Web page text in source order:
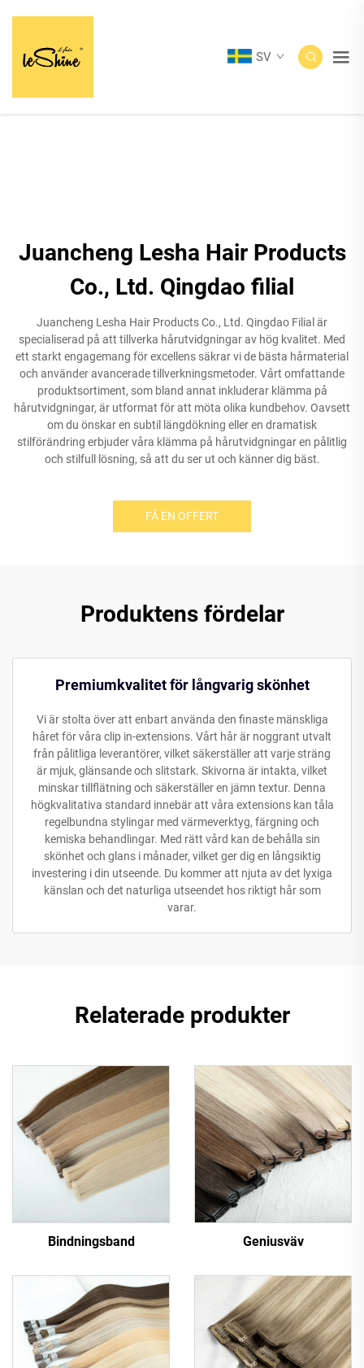
SV
Juancheng Lesha Hair Products
Co., Ltd. Qingdao filial
Juancheng Lesha Hair Products Co., Ltd. Qingdao Filial är
specialiserad på att tillverka hårutvidgningar av hög kvalitet. Med
ett starkt engagemang för excellens säkrar vi de bästa hårmaterial
och använder avancerade tillverkningsmetoder. Vårt omfattande
produktsortiment, som bland annat inkluderar klämma på
hårutvidgningar, är utformat för att möta olika kundbehov. Oavsett
om du önskar en subtil längdökning eller en dramatisk
stilförändring erbjuder våra klämma på hårutvidgningar en pålitlig
och stilfull lösning, så att du ser ut och känner dig bäst.
FÅ EN OFFERT
Produktens fördelar
Premiumkvalitet för långvarig skönhet
Vi är stolta över att enbart använda den finaste mänskliga
håret för våra clip in-extensions. Vårt hår är noggrant utvalt
från pålitliga leverantörer, vilket säkerställer att varje sträng
är mjuk, glänsande och slitstark. Skivorna är intakta, vilket
minskar tillflätning och säkerställer en jämn textur. Denna
högkvalitativa standard innebär att våra extensions kan tåla
regelbundna stylingar med värmeverktyg, färgning och
kemiska behandlingar. Med rätt vård kan de behålla sin
skönhet och glans i månader, vilket ger dig en långsiktig
investering i din utseende. Du kommer att njuta av det lyxiga
känslan och det naturliga utseendet hos riktigt hår som
varar.
Relaterade produkter
Bindningsband Geniusväv